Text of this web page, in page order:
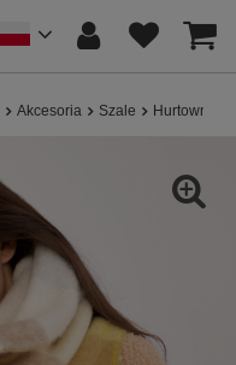
Akcesoria Szale Hurtownia